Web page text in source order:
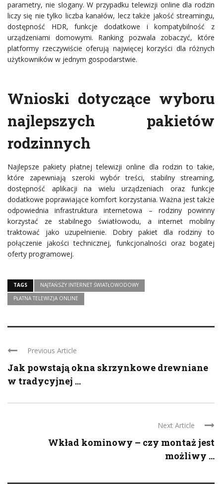
parametry, nie slogany. W przypadku telewizji online dla rodzin
liczy się nie tylko liczba kanałów, lecz także jakość streamingu,
dostępność HDR, funkcje dodatkowe i kompatybilność z
urządzeniami domowymi. Ranking pozwala zobaczyć, które
platformy rzeczywiście oferują najwięcej korzyści dla różnych
użytkowników w jednym gospodarstwie.
Wnioski dotyczące wyboru
najlepszych pakietów
rodzinnych
Najlepsze pakiety płatnej telewizji online dla rodzin to takie,
które zapewniają szeroki wybór treści, stabilny streaming,
dostępność aplikacji na wielu urządzeniach oraz funkcje
dodatkowe poprawiające komfort korzystania. Ważna jest także
odpowiednia infrastruktura internetowa – rodziny powinny
korzystać ze stabilnego światłowodu, a internet mobilny
traktować jako uzupełnienie. Dobry pakiet dla rodziny to
połączenie jakości technicznej, funkcjonalności oraz bogatej
oferty programowej.
TAGS
NAJTAŃSZY INTERNET ŚWIATŁOWODOWY
PŁATNA TELEWIZJA ONLINE
Previous Article
Jak powstają okna skrzynkowe drewniane
w tradycyjnej ...
Next Article
Wkład kominowy – czy montaż jest
możliwy ...